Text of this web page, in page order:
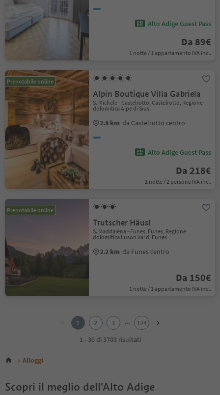
Alto Adige Guest Pass
Da 89€
1 notte / 1 appartamento IVA incl.
Prenotabile online
Alpin Boutique Villa Gabriela
S. Michele - Castelrotto, Castelrotto, Regione
dolomitica Alpe di Siusi
2.8 km da Castelrotto centro
Alto Adige Guest Pass
Da 218€
1 notte / 2 persone IVA incl.
Prenotabile online
Trutscher Häusl
S. Maddalena - Funes, Funes, Regione
dolomitica Luson Val di Funes
2.2 km da Funes centro
Da 150€
1 notte / 1 appartamento IVA incl.
6
9
1 2 3 ...
124
1 - 30 di 3703 risultati
Alloggi
Scopri il meglio dell'Alto Adige